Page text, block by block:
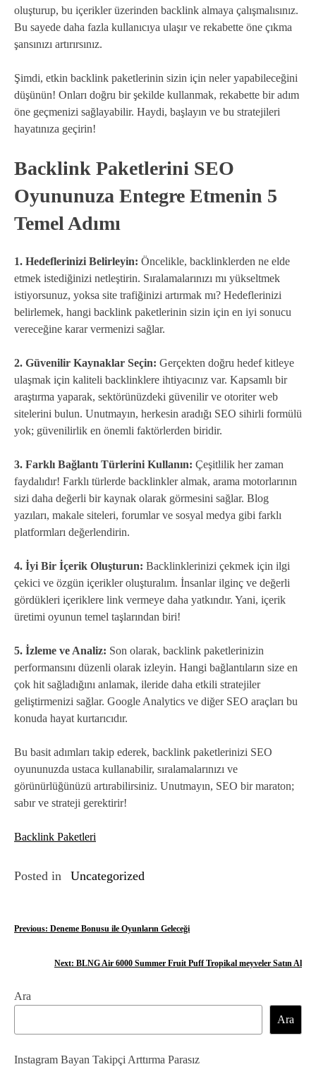
oluşturup, bu içerikler üzerinden backlink almaya çalışmalısınız.
Bu sayede daha fazla kullanıcıya ulaşır ve rekabette öne çıkma
şansınızı artırırsınız.
Şimdi, etkin backlink paketlerinin sizin için neler yapabileceğini
düşünün! Onları doğru bir şekilde kullanmak, rekabette bir adım
öne geçmenizi sağlayabilir. Haydi, başlayın ve bu stratejileri
hayatınıza geçirin!
Backlink Paketlerini SEO
Oyununuza Entegre Etmenin 5
Temel Adımı
1. Hedeflerinizi Belirleyin: Öncelikle, backlinklerden ne elde
etmek istediğinizi netleştirin. Sıralamalarınızı mı yükseltmek
istiyorsunuz, yoksa site trafiğinizi artırmak mı? Hedeflerinizi
belirlemek, hangi backlink paketlerinin sizin için en iyi sonucu
vereceğine karar vermenizi sağlar.
2. Güvenilir Kaynaklar Seçin: Gerçekten doğru hedef kitleye
ulaşmak için kaliteli backlinklere ihtiyacınız var. Kapsamlı bir
araştırma yaparak, sektörünüzdeki güvenilir ve otoriter web
sitelerini bulun. Unutmayın, herkesin aradığı SEO sihirli formülü
yok; güvenilirlik en önemli faktörlerden biridir.
3. Farklı Bağlantı Türlerini Kullanın: Çeşitlilik her zaman
faydalıdır! Farklı türlerde backlinkler almak, arama motorlarının
sizi daha değerli bir kaynak olarak görmesini sağlar. Blog
yazıları, makale siteleri, forumlar ve sosyal medya gibi farklı
platformları değerlendirin.
4. İyi Bir İçerik Oluşturun: Backlinklerinizi çekmek için ilgi
çekici ve özgün içerikler oluşturalım. İnsanlar ilginç ve değerli
gördükleri içeriklere link vermeye daha yatkındır. Yani, içerik
üretimi oyunun temel taşlarından biri!
5. İzleme ve Analiz: Son olarak, backlink paketlerinizin
performansını düzenli olarak izleyin. Hangi bağlantıların size en
çok hit sağladığını anlamak, ileride daha etkili stratejiler
geliştirmenizi sağlar. Google Analytics ve diğer SEO araçları bu
konuda hayat kurtarıcıdır.
Bu basit adımları takip ederek, backlink paketlerinizi SEO
oyununuzda ustaca kullanabilir, sıralamalarınızı ve
görünürlüğünüzü artırabilirsiniz. Unutmayın, SEO bir maraton;
sabır ve strateji gerektirir!
Backlink Paketleri
Posted in Uncategorized
Y
ı
g
e
Previous: Deneme Bonusu ile Oyunların Geleceği
Next: BLNG Air 6000 Summer Fruit Puff Tropikal meyveler Satın Al
Ara
Ara
Instagram Bayan Takipçi Arttırma Parasız